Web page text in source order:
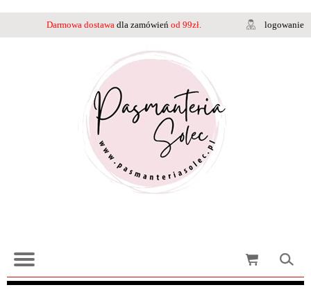
Darmowa dostawa dla zamówień od 99zł. logowanie